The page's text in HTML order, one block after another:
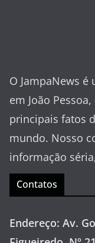
O JampaNews
em João
principais fatos
mundo. Nosso
informação
Contatos
Endereço: Av.